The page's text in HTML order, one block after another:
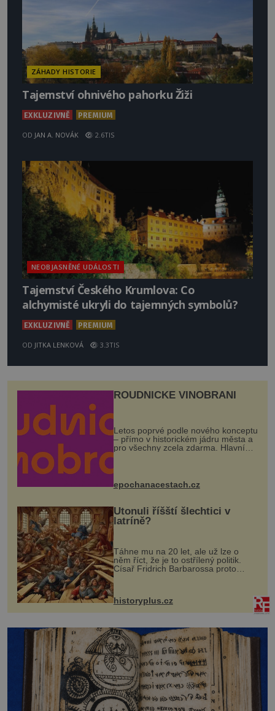
ZÁHADY HISTORIE
Tajemství ohnivého pahorku Žiži
EXKLUZIVNĚ PREMIUM
OD JAN A. NOVÁK 2.6TIS
NEOBJASNĚNÉ UDÁLOSTI
Tajemství Českého Krumlova: Co
alchymisté ukryli do tajemných symbolů?
EXKLUZIVNĚ PREMIUM
OD JITKA LENKOVÁ 3.3TIS
ROUDNICKÉ VINOBRANÍ
Letos poprvé podle nového konceptu
– přímo v historickém jádru města a
pro všechny zcela zdarma. Hlavní
program se odehraje na Karlově a
mohou těšit na víno, burčák, pes...
epochanacestach.cz
Utonuli říšští šlechtici v
latríně?
Táhne mu na 20 let, ale už lze o
něm říct, že je to ostřílený politik.
Císař Fridrich Barbarossa proto
posílá svého syna a dědice Jindřicha
VI. do Erfurtu, aby se stal
prostředníkem při řešení sporu m...
historyplus.cz